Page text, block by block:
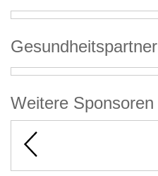
Gesundheitspartner
Weitere Sponsoren